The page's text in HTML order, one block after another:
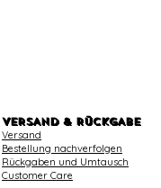
VERSAND & RÜCKGABE
Versand
Bestellung nachverfolgen
Rückgaben und Umtausch
Customer Care